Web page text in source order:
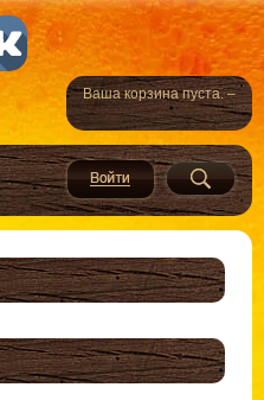
Ваша корзина пуста. –